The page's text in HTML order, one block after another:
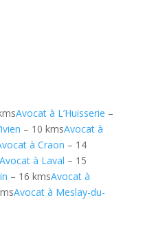
Avocat à L’Huisserie –
– 10 kmsAvocat à
à Craon – 14
Avocat à Laval – 15
– 16 kmsAvocat à
Avocat à Meslay-du-